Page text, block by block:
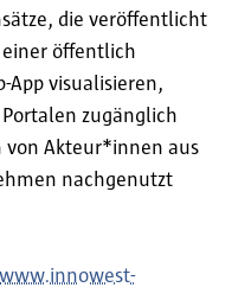
die veröffentlicht
öffentlich
App visualisieren,
zugänglich
von Akteur*innen aus
nachgenutzt
www.innowest-